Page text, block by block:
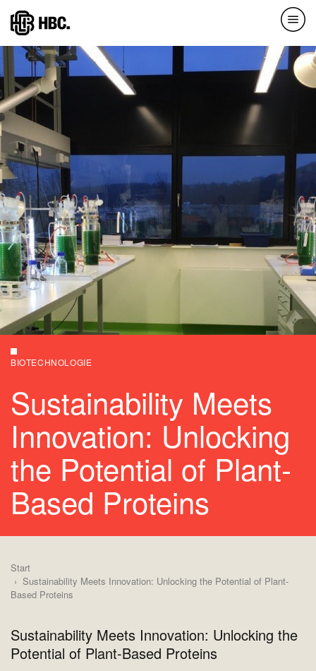
Direkt
zum
Inhalt
BIOTECHNOLOGIE
Sustainability Meets
Innovation: Unlocking
the Potential of Plant-
Based Proteins
Start
Sustainability Meets Innovation: Unlocking the Potential of Plant-
Based Proteins
Sustainability Meets Innovation: Unlocking the
Potential of Plant-Based Proteins